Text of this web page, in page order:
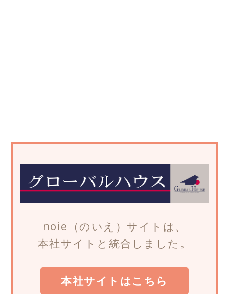
noie（のいえ）サイトは、
本社サイトと統合しました。
本社サイトはこちら